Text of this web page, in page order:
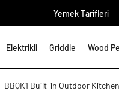
Yemek Tarifleri
Elektrikli Griddle Wood
BBQK1 Built-in Outdoor Kitchen